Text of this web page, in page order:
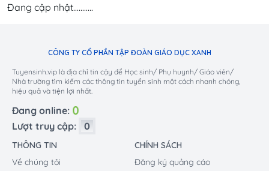
Đang cập nhật...........
CÔNG TY CỔ PHẦN TẬP ĐOÀN GIÁO DỤC XANH
Tuyensinh.vip là địa chỉ tin cậy để Học sinh/ Phụ huynh/ Giáo viên/
Nhà trường tìm kiếm các thông tin tuyển sinh một cách nhanh chóng,
hiệu quả và tiện lợi nhất.
Đang online: 0
5
7
8
Lượt truy cập: 0
THÔNG TIN
Về chúng tôi
CHÍNH SÁCH
Đăng ký quảng cáo